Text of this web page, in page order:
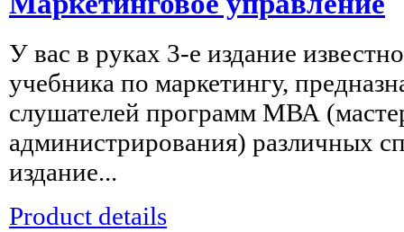
У вас в руках 3-е издание
учебника по маркетингу,
слушателей программ МВА
администрирования) различных
издание...
Product details